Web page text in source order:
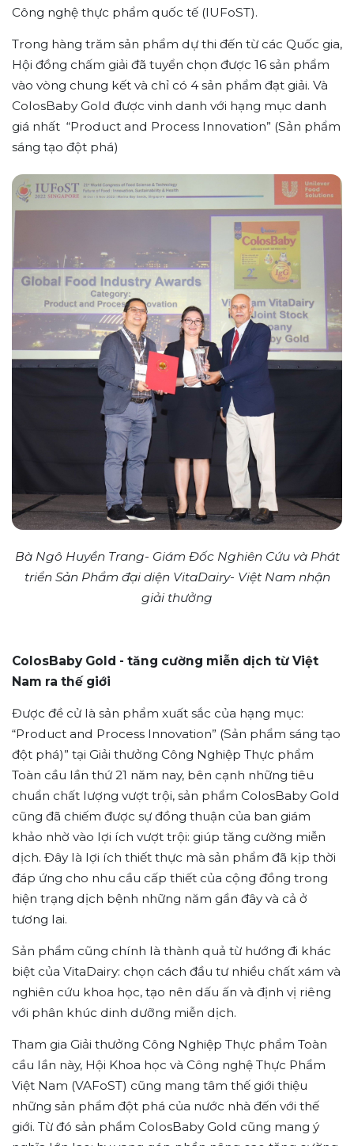
Công nghệ thực phẩm quốc tế (IUFoST).
Trong hàng trăm sản phẩm dự thi đến từ các Quốc gia,
Hội đồng chấm giải đã tuyển chọn được 16 sản phẩm
vào vòng chung kết và chỉ có 4 sản phẩm đạt giải. Và
ColosBaby Gold được vinh danh với hạng mục danh
giá nhất “Product and Process Innovation” (Sản phẩm
sáng tạo đột phá)
Bà Ngô Huyền Trang- Giám Đốc Nghiên Cứu và Phát
triển Sản Phẩm đại diện VitaDairy- Việt Nam nhận
giải thưởng
ColosBaby Gold - tăng cường miễn dịch từ Việt
Nam ra thế giới
Được đề cử là sản phẩm xuất sắc của hạng mục:
“Product and Process Innovation” (Sản phẩm sáng tạo
đột phá)” tại Giải thưởng Công Nghiệp Thực phẩm
Toàn cầu lần thứ 21 năm nay, bên cạnh những tiêu
chuẩn chất lượng vượt trội, sản phẩm ColosBaby Gold
cũng đã chiếm được sự đồng thuận của ban giám
khảo nhờ vào lợi ích vượt trội: giúp tăng cường miễn
dịch. Đây là lợi ích thiết thực mà sản phẩm đã kịp thời
đáp ứng cho nhu cầu cấp thiết của cộng đồng trong
hiện trạng dịch bệnh những năm gần đây và cả ở
tương lai.
Sản phẩm cũng chính là thành quả từ hướng đi khác
biệt của VitaDairy: chọn cách đầu tư nhiều chất xám và
nghiên cứu khoa học, tạo nên dấu ấn và định vị riêng
với phân khúc dinh dưỡng miễn dịch.
Tham gia Giải thưởng Công Nghiệp Thực phẩm Toàn
cầu lần này, Hội Khoa học và Công nghệ Thực Phẩm
Việt Nam (VAFoST) cũng mang tâm thế giới thiệu
những sản phẩm đột phá của nước nhà đến với thế
giới. Từ đó sản phẩm ColosBaby Gold cũng mang ý